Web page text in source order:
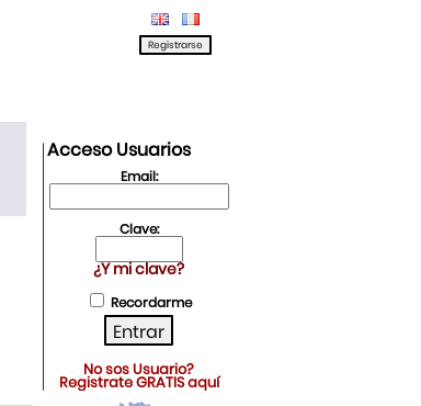
Acceso Usuarios
Email:
Clave:
¿Y mi clave?
Recordarme
No sos Usuario?
Registrate GRATIS aquí